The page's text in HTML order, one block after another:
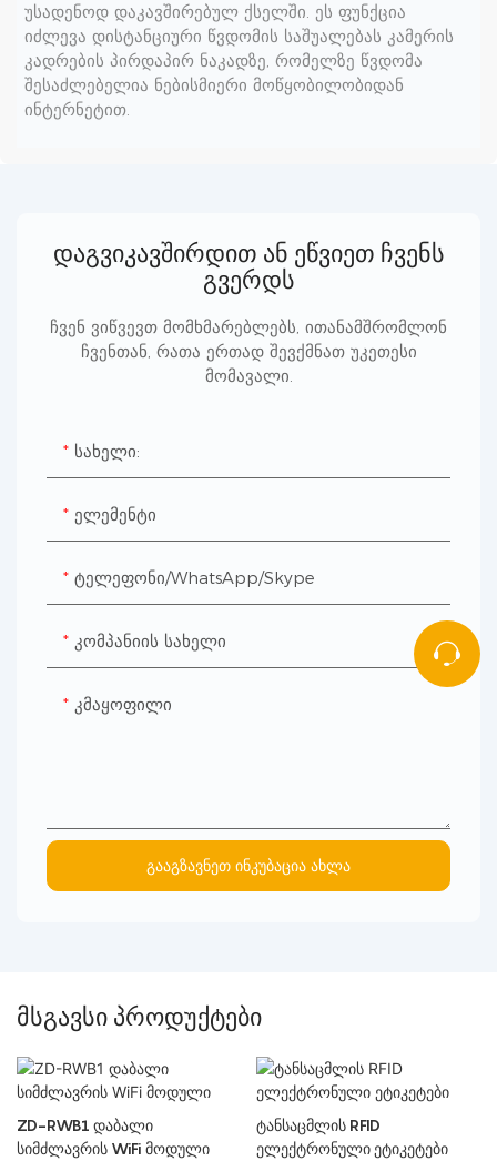
უსადენოდ დაკავშირებულ ქსელში. ეს ფუნქცია
იძლევა დისტანციური წვდომის საშუალებას კამერის
კადრების პირდაპირ ნაკადზე, რომელზე წვდომა
შესაძლებელია ნებისმიერი მოწყობილობიდან
ინტერნეტით.
დაგვიკავშირდით ან ეწვიეთ ჩვენს
გვერდს
ჩვენ ვიწვევთ მომხმარებლებს, ითანამშრომლონ
ჩვენთან, რათა ერთად შევქმნათ უკეთესი
მომავალი.
Სახელი:
Ელემენტი
Ტელეფონი/WhatsApp/Skype
Კომპანიის Სახელი
Კმაყოფილი
Გააგზავნეთ Ინკუბაცია Ახლა
მსგავსი პროდუქტები
ZD-RWB1 დაბალი
სიმძლავრის WiFi მოდული
ტანსაცმლის RFID
ელექტრონული ეტიკეტები